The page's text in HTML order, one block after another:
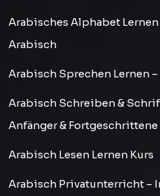
Arabisches Alphabet
Arabisch
Arabisch Sprechen Lernen
Arabisch Schreiben &
Anfänger & Fortgeschrittene
Arabisch Lesen Lernen Kurs
Arabisch Privatunterricht –